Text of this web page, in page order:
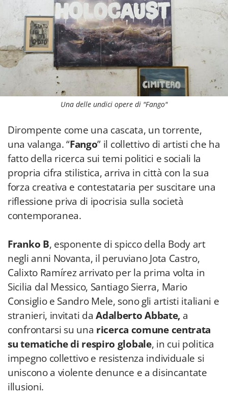
Una delle undici opere di "Fango"
Dirompente come una cascata, un torrente,
una valanga. “Fango” il collettivo di artisti che ha
fatto della ricerca sui temi politici e sociali la
propria cifra stilistica, arriva in città con la sua
forza creativa e contestataria per suscitare una
riflessione priva di ipocrisia sulla società
contemporanea.
Franko B, esponente di spicco della Body art
negli anni Novanta, il peruviano Jota Castro,
Calixto Ramírez arrivato per la prima volta in
Sicilia dal Messico, Santiago Sierra, Mario
Consiglio e Sandro Mele, sono gli artisti italiani e
stranieri, invitati daAdalberto Abbate, a
confrontarsi su una ricerca comune centrata
su tematiche di respiro globale, in cui politica
impegno collettivo e resistenza individuale si
uniscono a violente denunce e a disincantate
illusioni.